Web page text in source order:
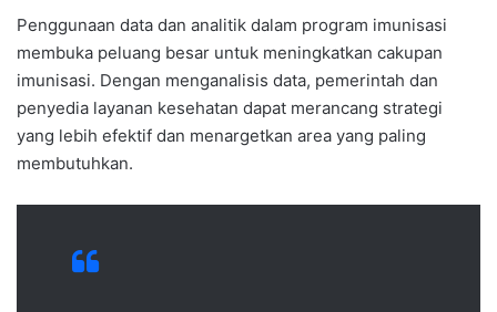
Penggunaan data dan analitik dalam program imunisasi
membuka peluang besar untuk meningkatkan cakupan
imunisasi. Dengan menganalisis data, pemerintah dan
penyedia layanan kesehatan dapat merancang strategi
yang lebih efektif dan menargetkan area yang paling
membutuhkan.